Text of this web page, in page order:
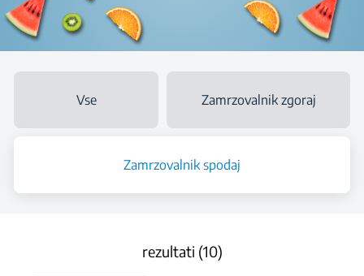
Vse Zamrzovalnik zgoraj
Zamrzovalnik spodaj
rezultati (10)